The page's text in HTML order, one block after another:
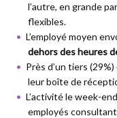
l’autre, en grande
flexibles.
L’employé moyen
dehors des heures
Près d’un tiers
leur boîte de
L’activité le week-
employés